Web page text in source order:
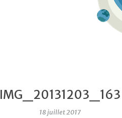
IMG_20131203_163
18 juillet 2017